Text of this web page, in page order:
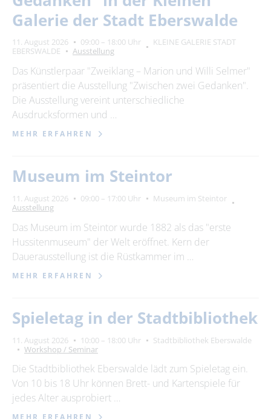
Galerie der Stadt Eberswalde
11. August 2026 09:00 – 18:00 Uhr
KLEINE GALERIE STADT
EBERSWALDE
Ausstellung
Das Künstlerpaar "Zweiklang – Marion und Willi Selmer"
präsentiert die Ausstellung "Zwischen zwei Gedanken".
Die Ausstellung vereint unterschiedliche
Ausdrucksformen und …
MEHR ERFAHREN
Museum im Steintor
11. August 2026 09:00 – 17:00 Uhr
Museum im Steintor
Ausstellung
Das Museum im Steintor wurde 1882 als das "erste
Hussitenmuseum" der Welt eröffnet. Kern der
Dauerausstellung ist die Rüstkammer im …
MEHR ERFAHREN
Spieletag in der Stadtbibliothek
11. August 2026 10:00 – 18:00 Uhr
Stadtbibliothek Eberswalde
Workshop / Seminar
Die Stadtbibliothek Eberswalde lädt zum Spieletag ein.
Von 10 bis 18 Uhr können Brett- und Kartenspiele für
jedes Alter ausprobiert …